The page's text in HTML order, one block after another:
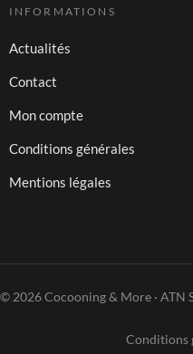
INFORMATIONS
Actualités
Contact
Mon compte
Conditions générales
Mentions légales
© 2026 Cocooning & More · ATN
Conditions